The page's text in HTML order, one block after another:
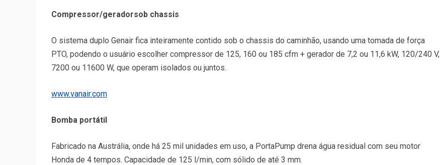
Compressor/geradorsob chassis
O sistema duplo Genair fica inteiramente contido sob o chassis do caminhão, usando uma tomada de força
PTO, podendo o usuário escolher compressor de 125, 160 ou 185 cfm + gerador de 7,2 ou 11,6 kW, 120/240 V,
7200 ou 11600 W, que operam isolados ou juntos.
www.vanair.com
Bomba portátil
Fabricado na Austrália, onde há 25 mil unidades em uso, a PortaPump drena água residual com seu motor
Honda de 4 tempos. Capacidade de 125 l/min, com sólido de até 3 mm.